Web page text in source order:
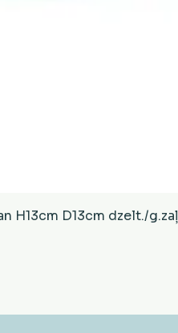
H13cm D13cm dzelt./